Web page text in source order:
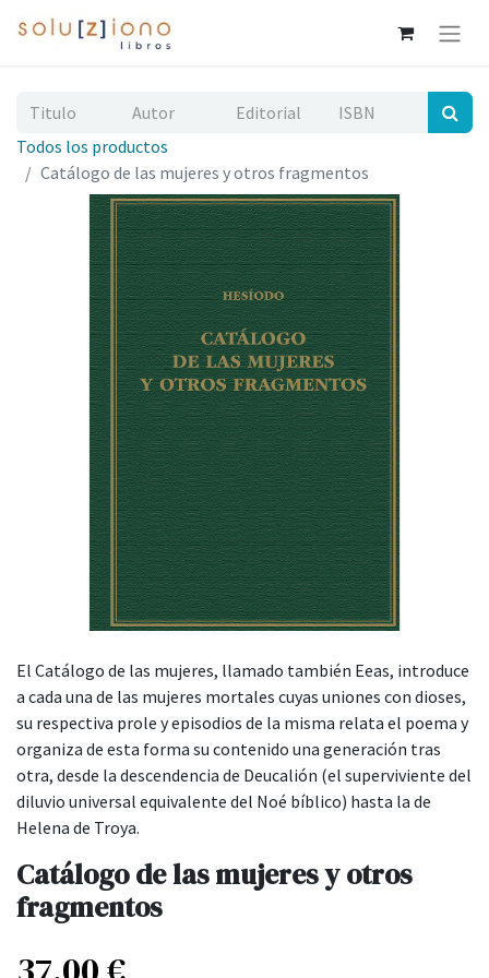
Todos los productos
Catálogo de las mujeres y otros fragmentos
El Catálogo de las mujeres, llamado también Eeas, introduce
a cada una de las mujeres mortales cuyas uniones con dioses,
su respectiva prole y episodios de la misma relata el poema y
organiza de esta forma su contenido una generación tras
otra, desde la descendencia de Deucalión (el superviviente del
diluvio universal equivalente del Noé bíblico) hasta la de
Helena de Troya.
Catálogo de las mujeres y otros
fragmentos